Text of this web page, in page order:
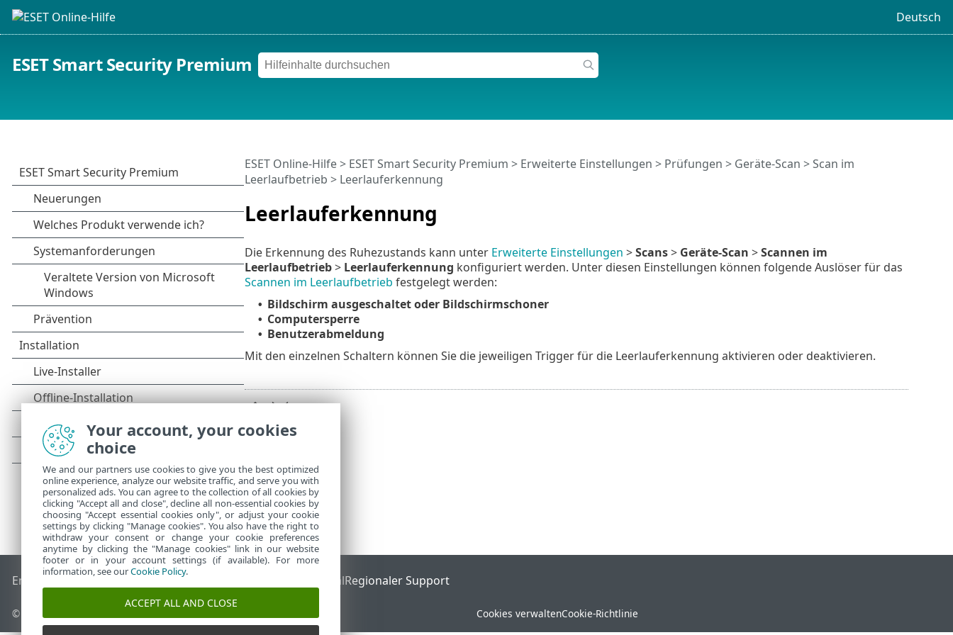
Deutsch
ESET Smart Security Premium
Leerlauferkennung
ESET Online-Hilfe> ESET Smart Security Premium > Erweiterte Einstellungen > Prüfungen > Geräte-Scan >Scan im
Leerlaufbetrieb > Leerlauferkennung
Die Erkennung des Ruhezustands kann unter Erweiterte Einstellungen >Scans> Geräte-Scan >Scannen im
Leerlaufbetrieb> Leerlauferkennung konfiguriert werden. Unter diesen Einstellungen können folgende Auslöser für das
Scannen im Leerlaufbetrieb festgelegt werden:
• Bildschirm ausgeschaltet oder Bildschirmschoner
• Computersperre
• Benutzerabmeldung
Mit den einzelnen Schaltern können Sie die jeweiligen Trigger für die Leerlauferkennung aktivieren oder deaktivieren.
End of Life ESET KnowledgebaseESET-Forum ESET Status PortalRegionaler Support
© 1992 - 2025 ESET, spol. s r. o. - Alle Rechte vorbehalten. Cookies verwaltenCookie-Richtlinie
Your account, your cookies
choice
We and our partners use cookies to give you the best optimized
online experience, analyze our website traffic, and serve you with
personalized ads. You can agree to the collection of all cookies by
clicking "Accept all and close", decline all non-essential cookies by
choosing "Accept essential cookies only", or adjust your cookie
settings by clicking "Manage cookies". You also have the right to
withdraw your consent or change your cookie preferences
anytime by clicking the "Manage cookies" link in our website
footer or in your account settings (if available). For more
information, see ourCookie Policy.
ACCEPT ALL AND CLOSE